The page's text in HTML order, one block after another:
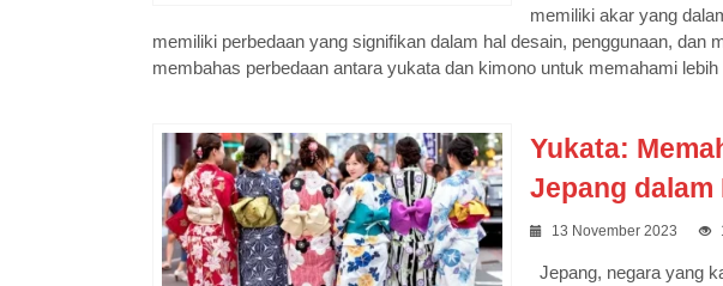
memiliki akar yang
memiliki perbedaan yang signifikan dalam hal desain, penggunaan, dan
membahas perbedaan antara yukata dan kimono untuk memahami
Yukata:
Jepang
13 November 2023
Jepang, negara yang